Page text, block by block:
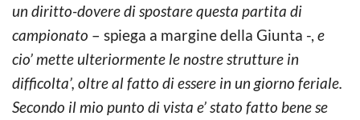
un diritto-dovere di spostare questa partita di
campionato – spiega a margine della Giunta -, e
cio’ mette ulteriormente le nostre strutture in
difficolta’, oltre al fatto di essere in un giorno feriale.
Secondo il mio punto di vista e’ stato fatto bene se